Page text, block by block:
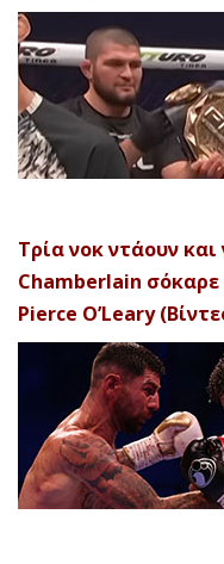
Τρία νοκ ντάουν
Chamberlain
Pierce O’Leary